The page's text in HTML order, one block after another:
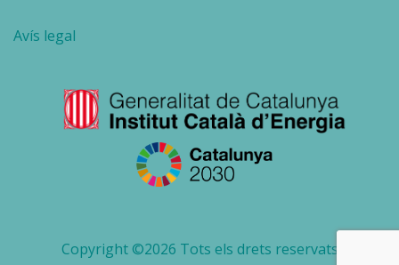
Avís legal
Copyright ©2026 Tots els drets reservats